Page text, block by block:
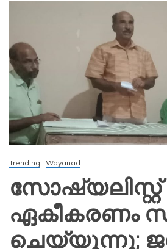
Trending Wayanad
സോഷ്യലിസ്റ്റ്
ഏകീകരണം
ചെയ്യുന്നു;